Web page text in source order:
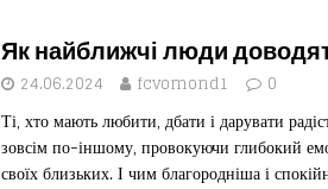
Як найближчі люди
24.06.2024 fcvomond1 0
Ті, хто мають любити, дбати і дарувати
зовсім по-іншому, провокуючи глибокий
своїх близьких. І чим благородніша і